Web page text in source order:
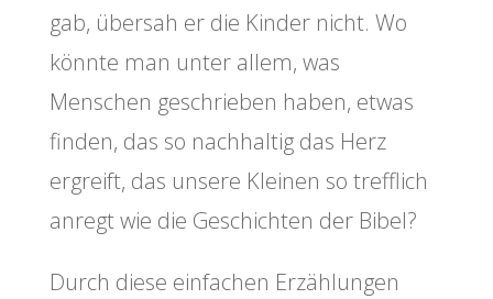
gab, übersah er die Kinder nicht. Wo
könnte man unter allem, was
Menschen geschrieben haben, etwas
finden, das so nachhaltig das Herz
ergreift, das unsere Kleinen so trefflich
anregt wie die Geschichten der Bibel?
Durch diese einfachen Erzählungen